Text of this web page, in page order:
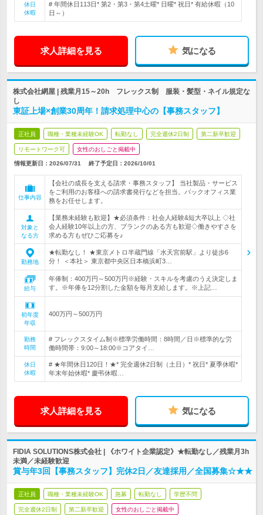
休日
休暇
# 年間休日113日* 第2・第3・第4土曜* 日曜* 祝日* 有給休暇（10
日～）
求人詳細を見る 気になる
株式会社網屋 | 残業月15～20h フレックス制 服装・髪型・ネイル規定な
し
東証上場×創業30周年！請求処理中心の【事務スタッフ】
正社員 職種・業種未経験OK 転勤なし 完全週休2日制 第二新卒歓迎
リモートワーク可 女性のおしごと掲載中
情報更新日：2026/07/31 終了予定日： 2026/10/01
仕事内容
【会社の成長を支える請求・事務スタッフ】 当社製品・サービス
をご利用のお客様への請求書発行などを担当。バックオフィス業
務をお任せします。
対象と
なる方
【業務未経験も歓迎】★必須条件：社会人経験&短大卒以上 ◇社
会人経験10年以上の方、ブランクのある方も歓迎◇働きやすさを
求める方もぜひご応募を♪
勤務地
★転勤なし！ ★東京メトロ半蔵門線「水天宮前駅」より徒歩6
分！ ＜本社＞ 東京都中央区日本橋浜町3…
給与
年俸制：400万円～500万円※経験・スキルを考慮のうえ決定しま
す。※年俸を12分割した金額を毎月支給します。※上記…
初年度
年収
400万円～500万円
勤務
時間
# フレックスタイム制※標準労働時間：8時間／日※標準的な労
働時間帯：9:00～18:00※コアタイ…
休日
休暇
# ★年間休日120日！★* 完全週休2日制（土日）* 祝日* 夏季休暇*
年末年始休暇* 慶弔休暇…
求人詳細を見る 気になる
FIDIA SOLUTIONS株式会社 | 《ホワイト企業認定》★転勤なし／残業月3h
未満／未経験歓迎
賞与年3回【事務スタッフ】完休2日／友達採用／全国募集☆★★
正社員 職種・業種未経験OK 急募 転勤なし 学歴不問
完全週休2日制 第二新卒歓迎 女性のおしごと掲載中